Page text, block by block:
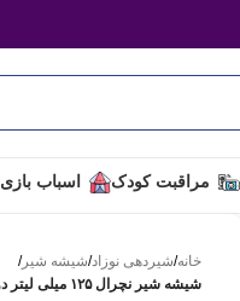
مراقبت کودک اسباب
خانه/شیردهی نوزاد/شیشه شیر/
شیشه شیر نچرال ۱۲۵ میلی لیتر دوتایی فیلیپس اونت PHILIPS AVENT سری Response